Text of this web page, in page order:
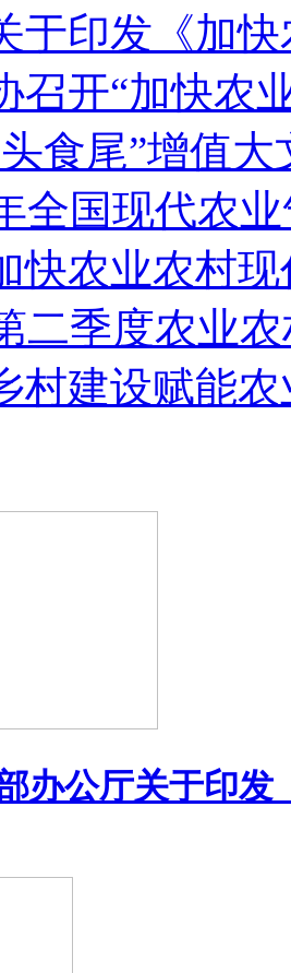
于印发《加
召开“加快农
食尾”增值大
全国现代农
快农业农村
二季度农业
村建设赋能
办公厅关于印发